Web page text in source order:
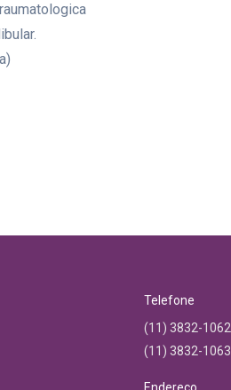
Telefone
(11) 3832-1062
(11) 3832-1063